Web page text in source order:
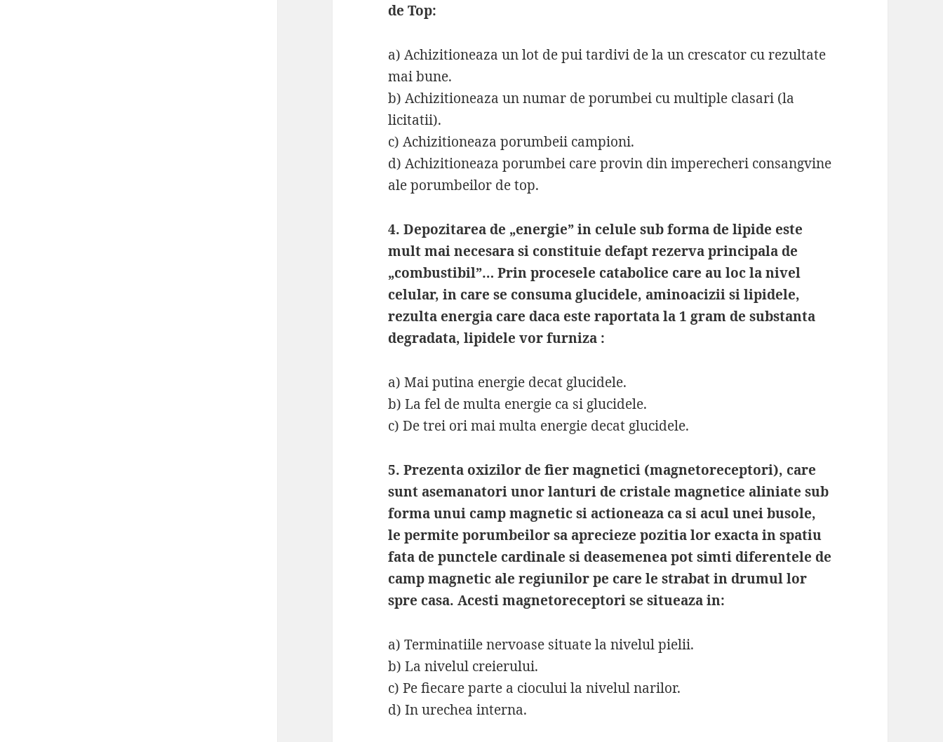
de Top:
a) Achizitioneaza un lot de pui tardivi de la un crescator cu rezultate
mai bune.
b) Achizitioneaza un numar de porumbei cu multiple clasari (la
licitatii).
c) Achizitioneaza porumbeii campioni.
d) Achizitioneaza porumbei care provin din imperecheri consangvine
ale porumbeilor de top.
4. Depozitarea de „energie” in celule sub forma de lipide este
mult mai necesara si constituie defapt rezerva principala de
„combustibil”… Prin procesele catabolice care au loc la nivel
celular, in care se consuma glucidele, aminoacizii si lipidele,
rezulta energia care daca este raportata la 1 gram de substanta
degradata, lipidele vor furniza :
a) Mai putina energie decat glucidele.
b) La fel de multa energie ca si glucidele.
c) De trei ori mai multa energie decat glucidele.
5. Prezenta oxizilor de fier magnetici (magnetoreceptori), care
sunt asemanatori unor lanturi de cristale magnetice aliniate sub
forma unui camp magnetic si actioneaza ca si acul unei busole,
le permite porumbeilor sa aprecieze pozitia lor exacta in spatiu
fata de punctele cardinale si deasemenea pot simti diferentele de
camp magnetic ale regiunilor pe care le strabat in drumul lor
spre casa. Acesti magnetoreceptori se situeaza in:
a) Terminatiile nervoase situate la nivelul pielii.
b) La nivelul creierului.
c) Pe fiecare parte a ciocului la nivelul narilor.
d) In urechea interna.